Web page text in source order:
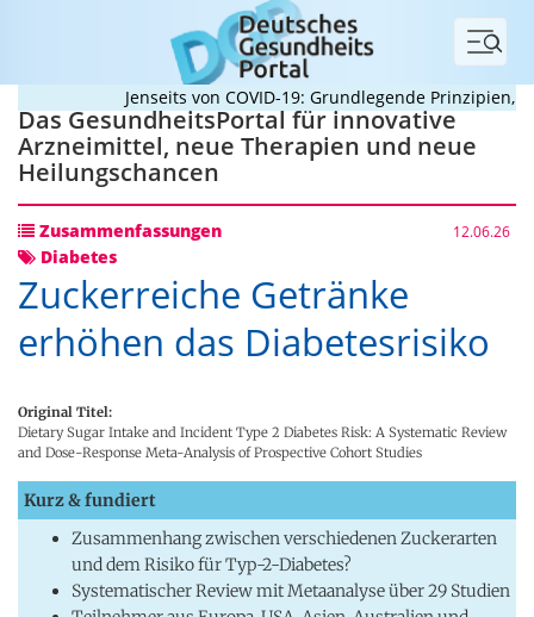
Menü
Jenseits von COVID-19: Grundlegende Prinzipien, die
Das GesundheitsPortal für innovative
Arzneimittel, neue Therapien und neue
Heilungschancen
Zusammenfassungen 12.06.26
Diabetes
Zuckerreiche Getränke
erhöhen das Diabetesrisiko
Original Titel:
Dietary Sugar Intake and Incident Type 2 Diabetes Risk: A Systematic Review
and Dose-Response Meta-Analysis of Prospective Cohort Studies
Kurz & fundiert
Zusammenhang zwischen verschiedenen Zuckerarten
und dem Risiko für Typ-2-Diabetes?
Systematischer Review mit Metaanalyse über 29 Studien